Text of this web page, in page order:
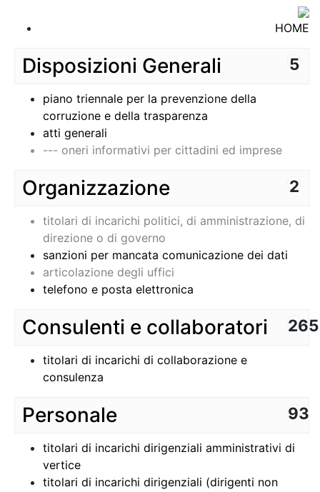
HOME
5
Disposizioni Generali
piano triennale per la prevenzione della
corruzione e della trasparenza
atti generali
--- oneri informativi per cittadini ed imprese
2
Organizzazione
titolari di incarichi politici, di amministrazione, di
direzione o di governo
sanzioni per mancata comunicazione dei dati
articolazione degli uffici
telefono e posta elettronica
265
Consulenti e collaboratori
titolari di incarichi di collaborazione e
consulenza
93
Personale
titolari di incarichi dirigenziali amministrativi di
vertice
titolari di incarichi dirigenziali (dirigenti non